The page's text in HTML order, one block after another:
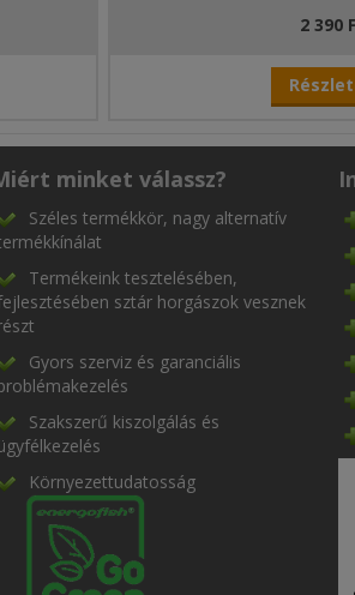
2 390
minket válassz?
Széles termékkör, nagy alternatív
Termékeink tesztelésében,
sztár horgászok vesznek
Gyors szerviz és garanciális
Szakszerű kiszolgálás és
Környezettudatosság